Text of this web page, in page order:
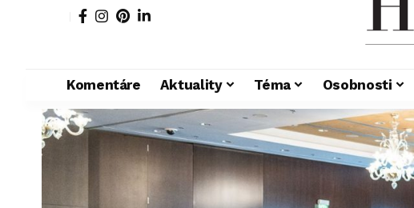
Komentáre Aktuality Téma Osobnosti